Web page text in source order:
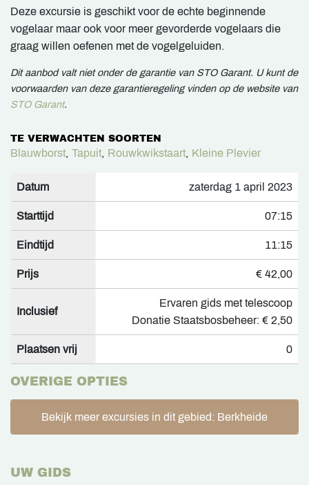
Deze excursie is geschikt voor de echte beginnende
vogelaar maar ook voor meer gevorderde vogelaars die
graag willen oefenen met de vogelgeluiden.
Dit aanbod valt niet onder de garantie van STO Garant. U kunt de
voorwaarden van deze garantieregeling vinden op de website van
STO Garant.
TE VERWACHTEN SOORTEN
Blauwborst, Tapuit, Rouwkwikstaart, Kleine Plevier
Datum zaterdag 1 april 2023
Starttijd 07:15
Eindtijd 11:15
Prijs € 42,00
Inclusief
Ervaren gids met telescoop
Donatie Staatsbosbeheer: € 2,50
Plaatsen vrij 0
OVERIGE OPTIES
Bekijk meer excursies in dit gebied: Berkheide
UW GIDS